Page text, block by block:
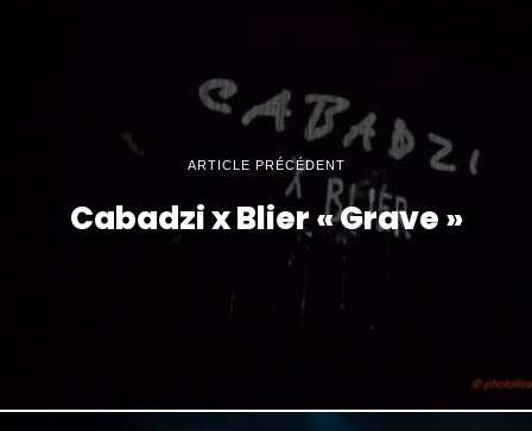
ARTICLE PRÉCÉDENT
Cabadzi x Blier « Grave »